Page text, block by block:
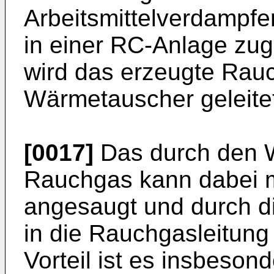
in einer RC-Anlage
wird das erzeugte
Wärmetauscher
[0017] Das durch den
Rauchgas kann dabei
angesaugt und durch
in die
Vorteil ist es